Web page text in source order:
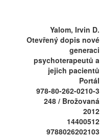
Yalom, Irvin D.
Otevřený dopis nové
generaci
psychoterapeutů a
jejich pacientů
Portál
978-80-262-0210-3
248 / Brožovaná
2012
14400512
9788026202103